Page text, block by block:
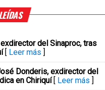
del Sinaproc, tras
[ Leer más ]
Donderis, exdirector del
en Chiriquí [ Leer más ]